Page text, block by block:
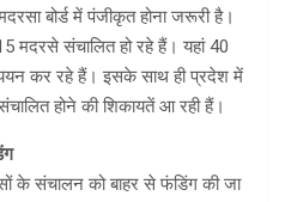
बोर्ड में पंजीकृत होना जरूरी है।
मदरसे संचालित हो रहे हैं। यहां 40
कर रहे हैं। इसके साथ ही प्रदेश में
होने की शिकायतें आ रही हैं।
के संचालन को बाहर से फंडिंग की जा